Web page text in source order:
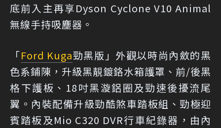
底前入主再享Dyson Cyclone V10 Animal
無線手持吸塵器。
「Ford Kuga勁黑版」外觀以時尚內斂的黑
色系鋪陳，升級黑靚鍍鉻水箱護罩、前/後黑
格下護板、18吋黑漩鋁圈及勁速後擾流尾
翼。內裝配備升級勁酷煞車踏板組、勁極迎
賓踏板及Mio C320 DVR行車紀錄器，由內